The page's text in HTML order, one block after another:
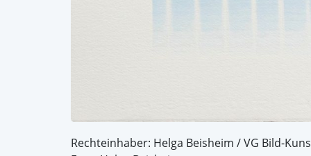
Rechteinhaber: Helga Beisheim / VG Bild-